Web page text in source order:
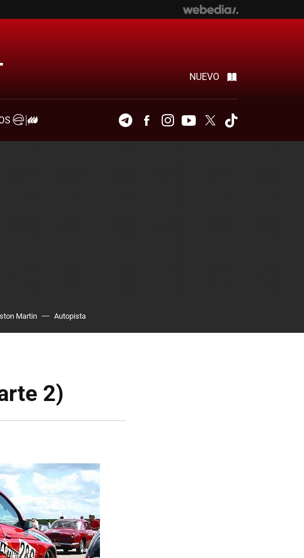
NUEVO
TelegramFacebookInstagramYoutubeTwitter
Martin Autopista
2)